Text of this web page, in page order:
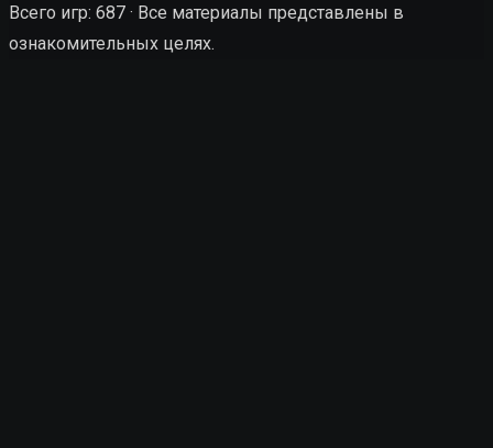
Всего игр: 687 · Все материалы представлены в
ознакомительных целях.